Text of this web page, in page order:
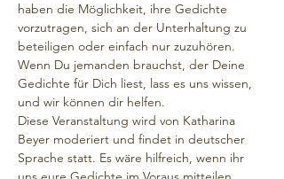
haben die Möglichkeit, ihre Gedichte
vorzutragen, sich an der Unterhaltung zu
beteiligen oder einfach nur zuzuhören.
Wenn Du jemanden brauchst, der Deine
Gedichte für Dich liest, lass es uns wissen,
und wir können dir helfen.
Diese Veranstaltung wird von Katharina
Beyer moderiert und findet in deutscher
Sprache statt. Es wäre hilfreich, wenn ihr